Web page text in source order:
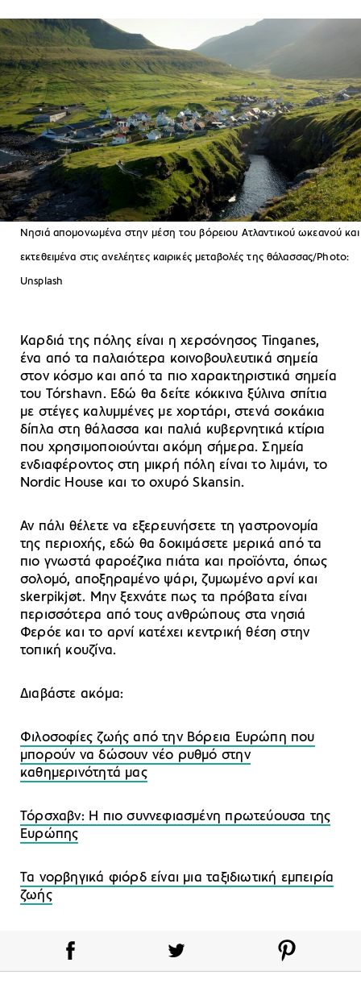
Νησιά απομονωμένα στην μέση του βόρειου Ατλαντικού ωκεανού και
εκτεθειμένα στις ανελέητες καιρικές μεταβολές της θάλασσας/Photo:
Unsplash
Καρδιά της πόλης είναι η χερσόνησος Tinganes,
ένα από τα παλαιότερα κοινοβουλευτικά σημεία
στον κόσμο και από τα πιο χαρακτηριστικά σημεία
του Tórshavn. Εδώ θα δείτε κόκκινα ξύλινα σπίτια
με στέγες καλυμμένες με χορτάρι, στενά σοκάκια
δίπλα στη θάλασσα και παλιά κυβερνητικά κτίρια
που χρησιμοποιούνται ακόμη σήμερα. Σημεία
ενδιαφέροντος στη μικρή πόλη είναι το λιμάνι, το
Nordic House και το οχυρό Skansin.
Αν πάλι θέλετε να εξερευνήσετε τη γαστρονομία
της περιοχής, εδώ θα δοκιμάσετε μερικά από τα
πιο γνωστά φαροέζικα πιάτα και προϊόντα, όπως
σολομό, αποξηραμένο ψάρι, ζυμωμένο αρνί και
skerpikjøt. Μην ξεχνάτε πως τα πρόβατα είναι
περισσότερα από τους ανθρώπους στα νησιά
Φερόε και το αρνί κατέχει κεντρική θέση στην
τοπική κουζίνα.
Διαβάστε ακόμα:
Φιλοσοφίες ζωής από την Bόρεια Ευρώπη που
μπορούν να δώσουν νέο ρυθμό στην
καθημερινότητά μας
Τόρσχαβν: Η πιο συννεφιασμένη πρωτεύουσα της
Ευρώπης
Τα νορβηγικά φιόρδ είναι μια ταξιδιωτική εμπειρία
ζωής